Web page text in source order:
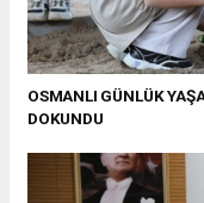
OSMANLI GÜNLÜK
DOKUNDU